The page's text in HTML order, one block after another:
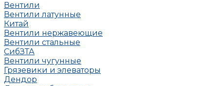
Вентили
Вентили латунные
Китай
Вентили нержавеющие
Вентили стальные
СибЗТА
Вентили чугунные
Грязевики и элеваторы
Дендор